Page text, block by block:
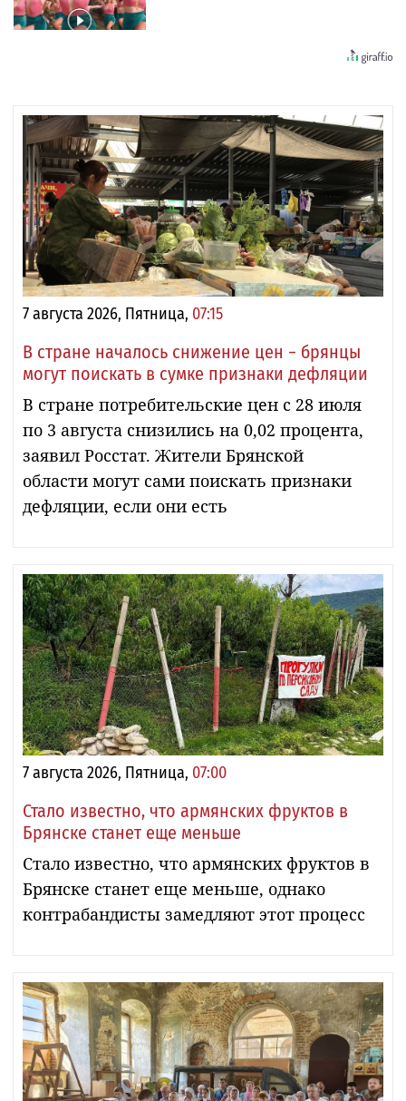
7 августа 2026, Пятница, 07:15
В стране началось снижение цен − брянцы
могут поискать в сумке признаки дефляции
В стране потребительские цен с 28 июля
по 3 августа снизились на 0,02 процента,
заявил Росстат. Жители Брянской
области могут сами поискать признаки
дефляции, если они есть
7 августа 2026, Пятница, 07:00
Стало известно, что армянских фруктов в
Брянске станет еще меньше
Стало известно, что армянских фруктов в
Брянске станет еще меньше, однако
контрабандисты замедляют этот процесс